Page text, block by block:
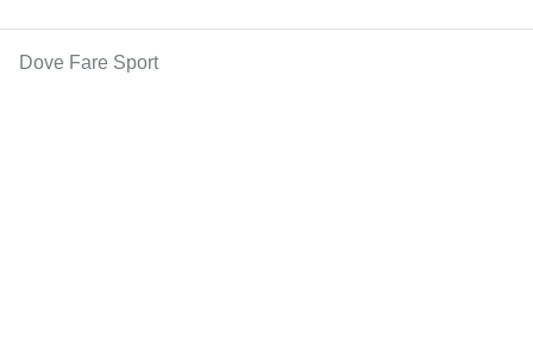
Dove Fare Sport